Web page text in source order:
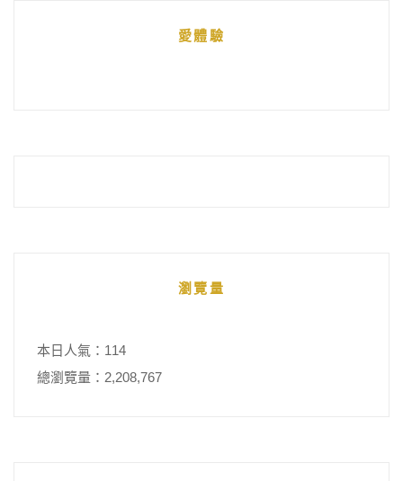
愛體驗
瀏覽量
本日人氣：114
總瀏覽量：2,208,767